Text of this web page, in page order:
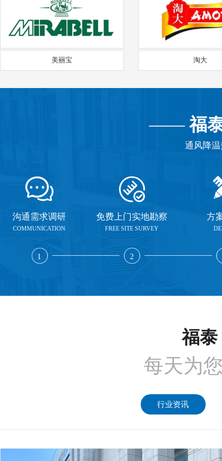
美丽宝 淘大
——福
通风降
沟通需求调研
COMMUNICATION
1
免费上门实地勘察
FREE SITE SURVEY
2
方
福泰
每天为
行业资讯